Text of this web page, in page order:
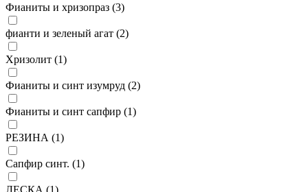
Фианиты и хризопраз (3)
фианти и зеленый агат (2)
Хризолит (1)
Фианиты и синт изумруд (2)
Фианиты и синт сапфир (1)
РЕЗИНА (1)
Сапфир синт. (1)
ЛЕСКА (1)